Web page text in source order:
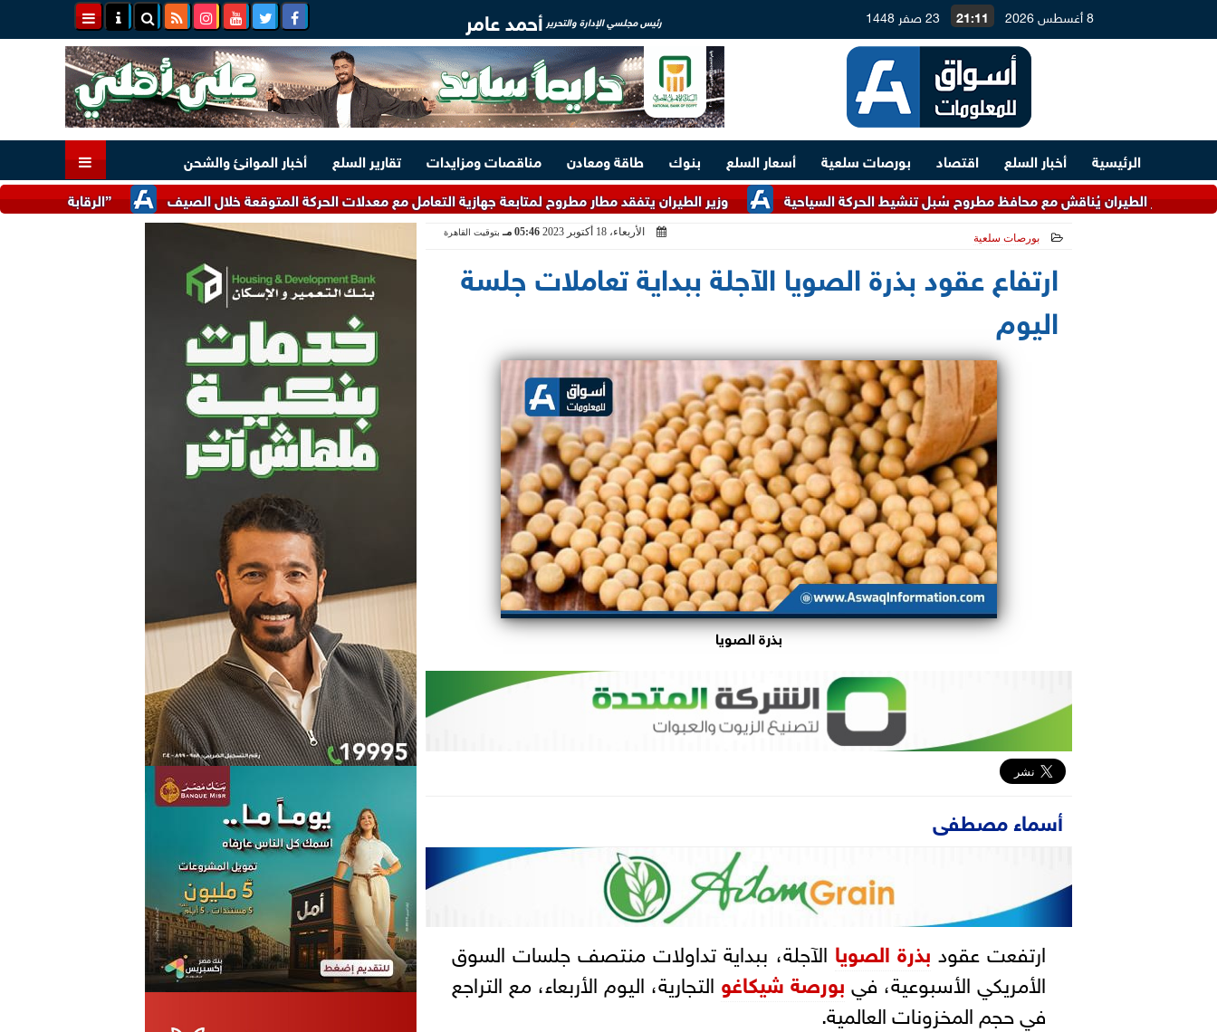
8 أغسطس 2026 21:11 23 صفر 1448 رئيس مجلسي الإدارة والتحرير أحمد عامر
الرئيسية أخبار السلع اقتصاد بورصات سلعية أسعار السلع بنوك طاقة ومعادن مناقصات ومزايدات تقارير السلع
أخبار الموانئ والشحن
”الرقابة المالية” تعدل بعض
وزير الطيران يتفقد مطار مطروح لمتابعة جهازية التعامل مع معدلات الحركة المتوقعة خلال الصيف الطيران يُناقش مع محافظ مطروح سُبل تنشيط الحركة السياحية
بورصات سلعية الأربعاء، 18 أكتوبر 2023 05:46 مـ بتوقيت القاهرة
ارتفاع عقود بذرة الصويا الآجلة ببداية تعاملات جلسة
اليوم
بذرة الصويا
أسماء مصطفى
ارتفعت عقود بذرة الصويا الآجلة، ببداية تداولات منتصف جلسات السوق
الأمريكي الأسبوعية، فيبورصة شيكاغو التجارية، اليوم الأربعاء، مع التراجع
في حجم المخزونات العالمية.